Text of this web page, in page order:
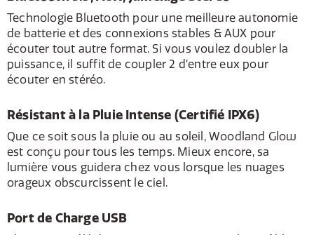
Technologie Bluetooth pour une meilleure autonomie
de batterie et des connexions stables & AUX pour
écouter tout autre format. Si vous voulez doubler la
puissance, il suffit de coupler 2 d’entre eux pour
écouter en stéréo.
Résistant à la Pluie Intense (Certifié IPX6)
Que ce soit sous la pluie ou au soleil, Woodland Glow
est conçu pour tous les temps. Mieux encore, sa
lumière vous guidera chez vous lorsque les nuages
orageux obscurcissent le ciel.
Port de Charge USB